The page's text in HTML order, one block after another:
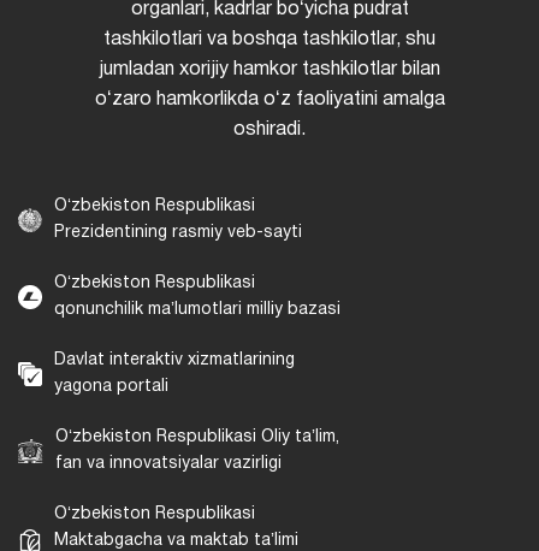
organlari, kadrlar boʻyicha pudrat
tashkilotlari va boshqa tashkilotlar, shu
jumladan xorijiy hamkor tashkilotlar bilan
oʻzaro hamkorlikda oʻz faoliyatini amalga
oshiradi.
Oʻzbekiston Respublikasi
Prezidentining rasmiy veb-sayti
Oʻzbekiston Respublikasi
qonunchilik maʼlumotlari milliy bazasi
Davlat interaktiv xizmatlarining
yagona portali
Oʻzbekiston Respublikasi Oliy taʼlim,
fan va innovatsiyalar vazirligi
Oʻzbekiston Respublikasi
Maktabgacha va maktab taʼlimi